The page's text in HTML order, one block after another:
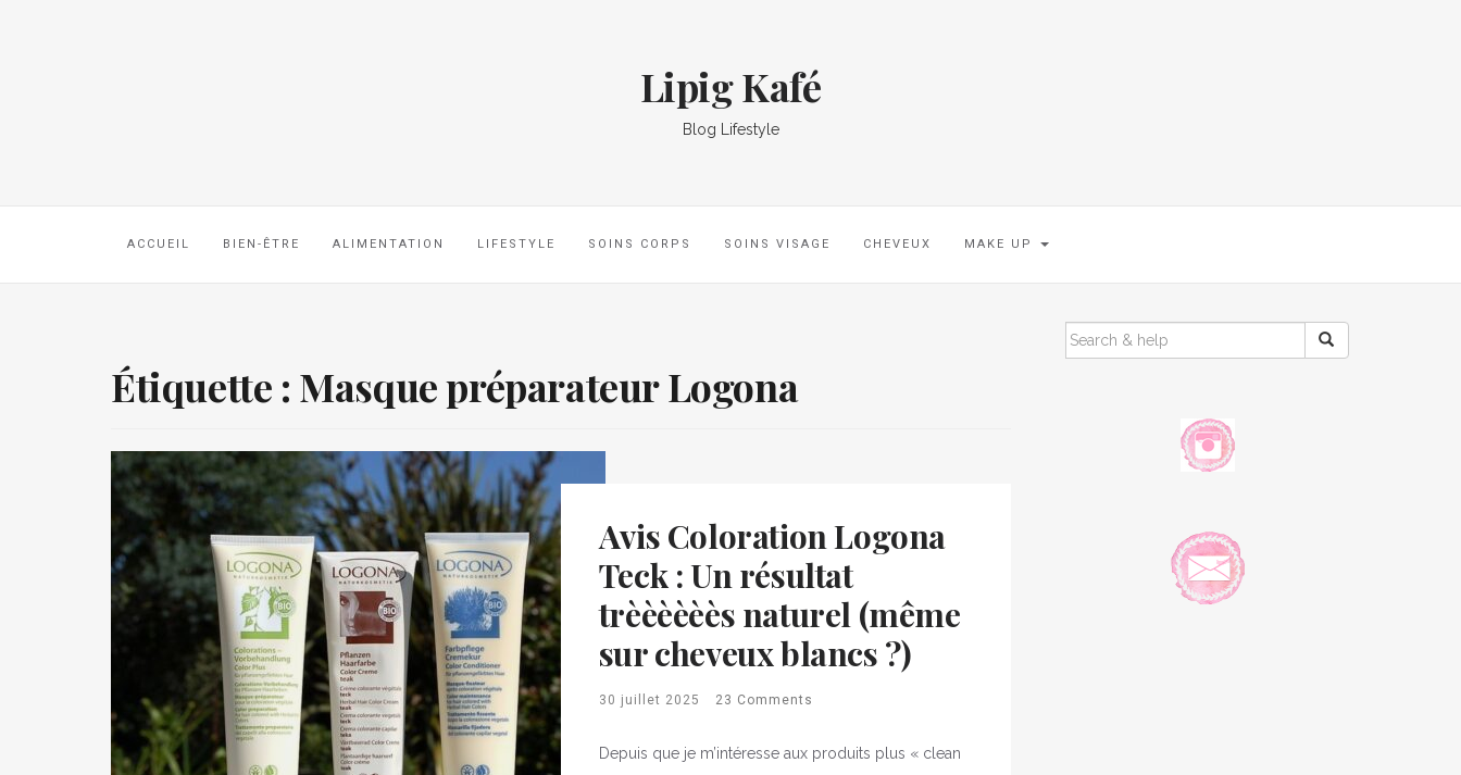
Lipig Kafé
Blog Lifestyle
ACCUEIL BIEN-ÊTRE ALIMENTATION LIFESTYLE SOINS CORPS SOINS VISAGE CHEVEUX MAKE UP
Étiquette : Masque préparateur Logona
Avis Coloration Logona
Teck : Un résultat
trèèèèèès naturel (même
sur cheveux blancs ?)
30 juillet 2025 23 Comments
Depuis que je m’intéresse aux produits plus « clean
SEARCH
FOR: